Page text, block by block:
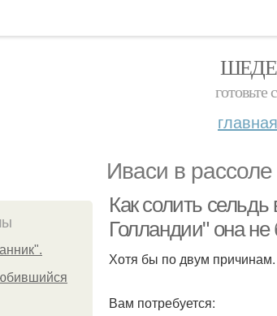
готовьте
главная
Иваси в рассоле
Как солить сельдь
Голландии" она не
Хотя бы по двум
Вам потребуется: